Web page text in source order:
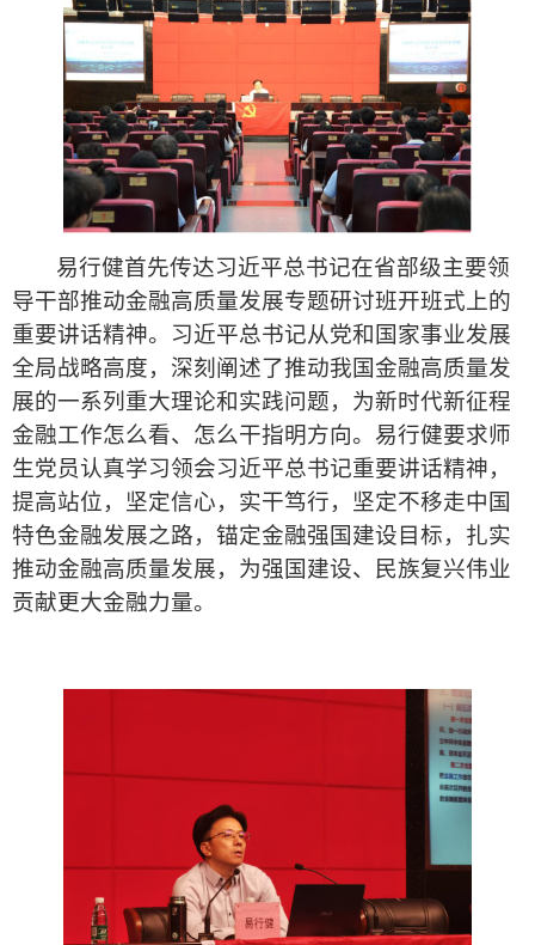
易行健首先传达习近平总书记在省部级主要领
导干部推动金融高质量发展专题研讨班开班式上的
重要讲话精神。习近平总书记从党和国家事业发展
全局战略高度，深刻阐述了推动我国金融高质量发
展的一系列重大理论和实践问题，为新时代新征程
金融工作怎么看、怎么干指明方向。易行健要求师
生党员认真学习领会习近平总书记重要讲话精神，
提高站位，坚定信心，实干笃行，坚定不移走中国
特色金融发展之路，锚定金融强国建设目标，扎实
推动金融高质量发展，为强国建设、民族复兴伟业
贡献更大金融力量。